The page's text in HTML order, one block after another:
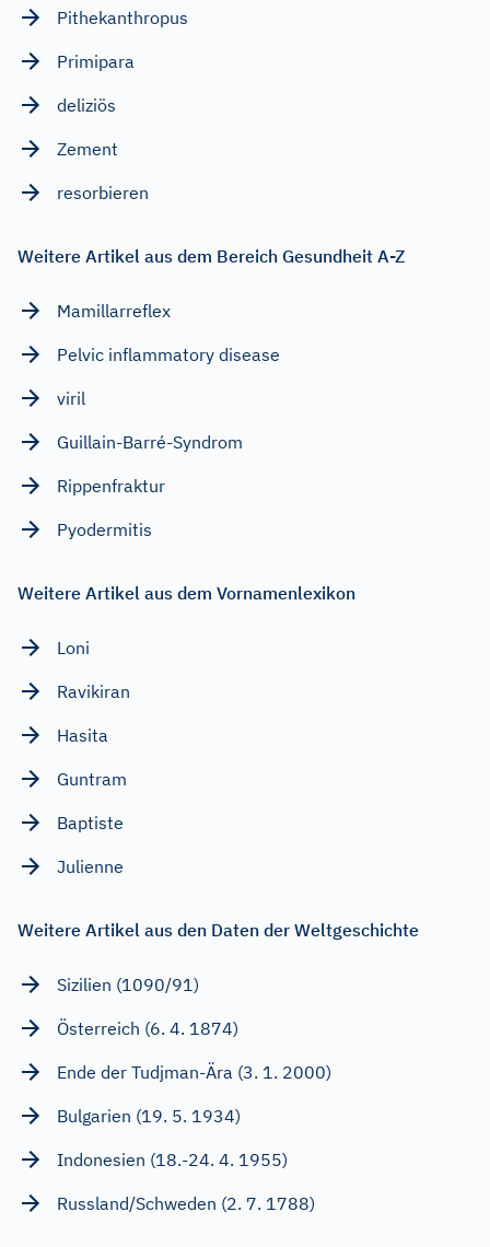
Pithekanthropus
Primipara
deliziös
Zement
resorbieren
Weitere Artikel aus dem Bereich Gesundheit A-Z
Mamillarreflex
Pelvic inflammatory disease
viril
Guillain-Barré-Syndrom
Rippenfraktur
Pyodermitis
Weitere Artikel aus dem Vornamenlexikon
Loni
Ravikiran
Hasita
Guntram
Baptiste
Julienne
Weitere Artikel aus den Daten der Weltgeschichte
Sizilien (1090/91)
Österreich (6. 4. 1874)
Ende der Tudjman-Ära (3. 1. 2000)
Bulgarien (19. 5. 1934)
Indonesien (18.-24. 4. 1955)
Russland/Schweden (2. 7. 1788)